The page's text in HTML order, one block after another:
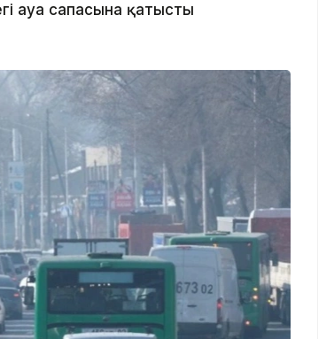
ауа сапасына қатысты